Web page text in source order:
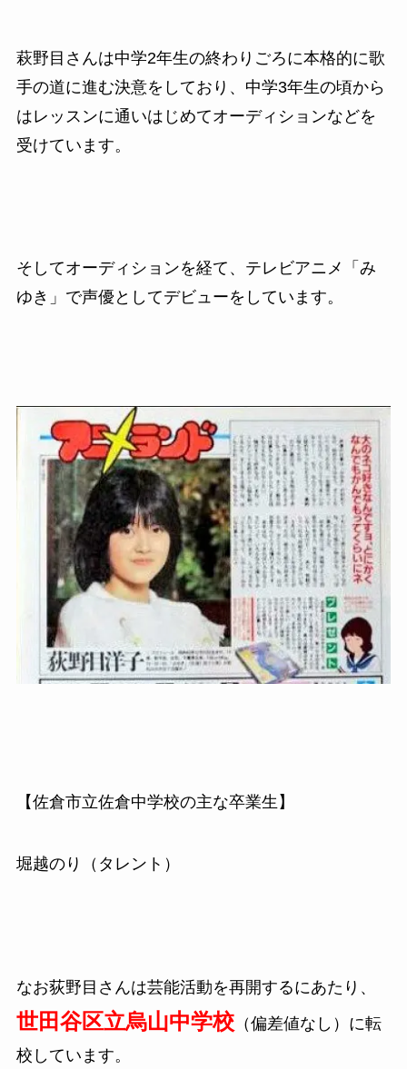
萩野目さんは中学2年生の終わりごろに本格的に歌
手の道に進む決意をしており、中学3年生の頃から
はレッスンに通いはじめてオーディションなどを
受けています。
そしてオーディションを経て、テレビアニメ「み
ゆき」で声優としてデビューをしています。
【佐倉市立佐倉中学校の主な卒業生】
堀越のり（タレント）
なお荻野目さんは芸能活動を再開するにあたり、
世田谷区立烏山中学校（偏差値なし）に転
校しています。